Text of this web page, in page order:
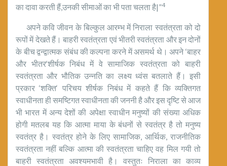
का दावा करती हैं,उनकी सीमाओं का भी पता चलता है|”4
अपने कवि जीवन के बिल्कुल आरम्भ में निराला स्वतंत्रता को दो
रूपों में देखते हैं। बाहरी स्वतंत्रता एवं भीतरी स्वतंत्रता और इन दोनों
के बीच द्वन्द्वात्मक संबंध की कल्पना करने में असमर्थ थे। अपने ‘बाहर
और भीतर‘शीर्षक निबंध में वे सामाजिक स्वतंत्रता को बाहरी
स्वतंत्रता और भौतिक उन्नति का लक्ष्य ध्वंस बतलाते हैं। इसी
प्रकार ‘शक्ति‘ परिचय शीर्षक निबंध में कहते हैं कि व्यक्तिगत
स्वाधीनता ही समष्टिगत स्वाधीनता की जननी है और इस दृष्टि से आज
भी भारत में अन्य देशों की अपेक्षा स्वाधीन मनुष्यों की संख्या अधिक
होगी मतलब यह कि आत्मा माया के बंधनों से स्वतंत्र है तो मनुष्य
स्वतंत्र है। स्वतंत्र होने के लिए सामाजिक, आर्थिक, राजनीतिक
स्वतंत्रता नहीं बल्कि आत्मा की स्वतंत्रता चाहिए वह मिल गयी तो
बाहरी स्वतंत्रता अवश्यमभावी है। वस्तुतः निराला का काव्य